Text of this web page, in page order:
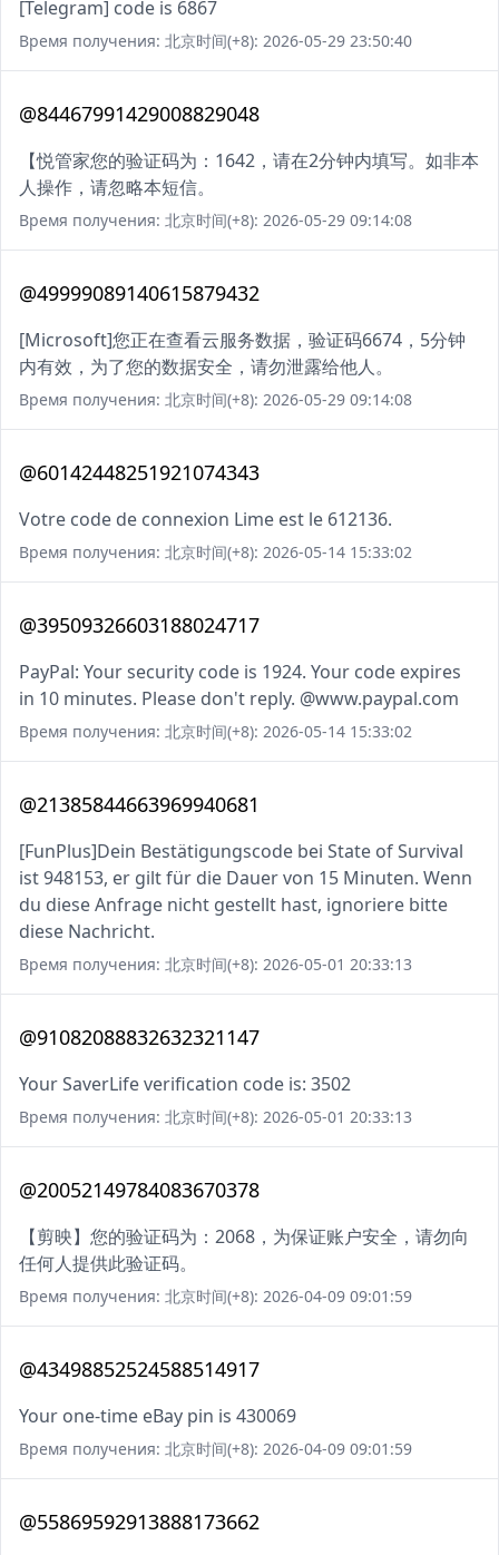
[Telegram] code is 6867
Время получения: 北京时间(+8): 2026-05-29 23:50:40
@84467991429008829048
【悦管家您的验证码为：1642，请在2分钟内填写。如非本
人操作，请忽略本短信。
Время получения: 北京时间(+8): 2026-05-29 09:14:08
@49999089140615879432
[Microsoft]您正在查看云服务数据，验证码6674，5分钟
内有效，为了您的数据安全，请勿泄露给他人。
Время получения: 北京时间(+8): 2026-05-29 09:14:08
@60142448251921074343
Votre code de connexion Lime est le 612136.
Время получения: 北京时间(+8): 2026-05-14 15:33:02
@39509326603188024717
PayPal: Your security code is 1924. Your code expires
in 10 minutes. Please don't reply. @www.paypal.com
Время получения: 北京时间(+8): 2026-05-14 15:33:02
@21385844663969940681
[FunPlus]Dein Bestätigungscode bei State of Survival
ist 948153, er gilt für die Dauer von 15 Minuten. Wenn
du diese Anfrage nicht gestellt hast, ignoriere bitte
diese Nachricht.
Время получения: 北京时间(+8): 2026-05-01 20:33:13
@91082088832632321147
Your SaverLife verification code is: 3502
Время получения: 北京时间(+8): 2026-05-01 20:33:13
@20052149784083670378
【剪映】您的验证码为：2068，为保证账户安全，请勿向
任何人提供此验证码。
Время получения: 北京时间(+8): 2026-04-09 09:01:59
@43498852524588514917
Your one-time eBay pin is 430069
Время получения: 北京时间(+8): 2026-04-09 09:01:59
@55869592913888173662